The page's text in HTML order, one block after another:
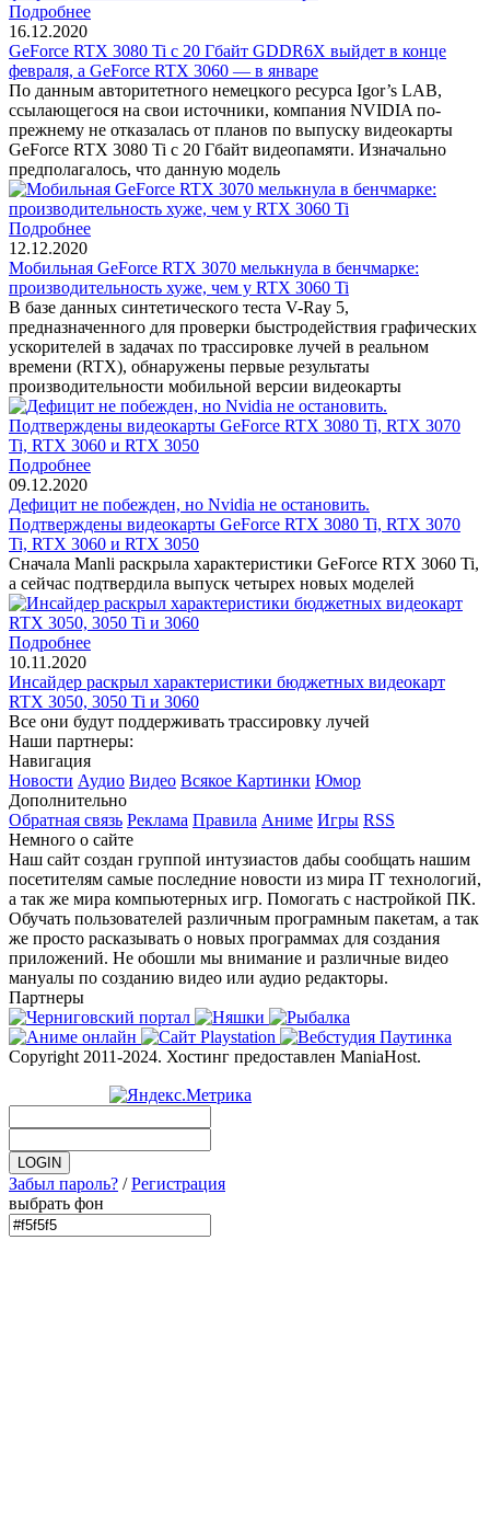
Подробнее
16.12.2020
GeForce RTX 3080 Ti с 20 Гбайт GDDR6X выйдет в конце
февраля, а GeForce RTX 3060 — в январе
По данным авторитетного немецкого ресурса Igor’s LAB,
ссылающегося на свои источники, компания NVIDIA по-
прежнему не отказалась от планов по выпуску видеокарты
GeForce RTX 3080 Ti с 20 Гбайт видеопамяти. Изначально
предполагалось, что данную модель
Подробнее
12.12.2020
Мобильная GeForce RTX 3070 мелькнула в бенчмарке:
производительность хуже, чем у RTX 3060 Ti
В базе данных синтетического теста V-Ray 5,
предназначенного для проверки быстродействия графических
ускорителей в задачах по трассировке лучей в реальном
времени (RTX), обнаружены первые результаты
производительности мобильной версии видеокарты
Подробнее
09.12.2020
Дефицит не побежден, но Nvidia не остановить.
Подтверждены видеокарты GeForce RTX 3080 Ti, RTX 3070
Ti, RTX 3060 и RTX 3050
Сначала Manli раскрыла характеристики GeForce RTX 3060 Ti,
а сейчас подтвердила выпуск четырех новых моделей
Подробнее
10.11.2020
Инсайдер раскрыл характеристики бюджетных видеокарт
RTX 3050, 3050 Ti и 3060
Все они будут поддерживать трассировку лучей
Наши партнеры:
Навигация
Новости Аудио Видео Всякое Картинки Юмор
Дополнительно
Обратная связь Реклама Правила Аниме Игры RSS
Немного о сайте
Наш сайт создан группой интузиастов дабы сообщать нашим
посетителям самые последние новости из мира IT технологий,
а так же мира компьютерных игр. Помогать с настройкой ПК.
Обучать пользователей различным програмным пакетам, а так
же просто расказывать о новых программах для создания
приложений. Не обошли мы внимание и различные видео
мануалы по созданию видео или аудио редакторы.
Партнеры
Copyright 2011-2024. Хостинг предоставлен ManiaHost.
Забыл пароль? /Регистрация
выбрать фон